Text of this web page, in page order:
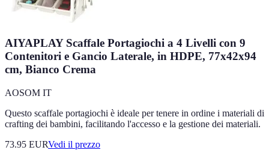
AIYAPLAY Scaffale Portagiochi a 4 Livelli con 9
Contenitori e Gancio Laterale, in HDPE, 77x42x94
cm, Bianco Crema
AOSOM IT
Questo scaffale portagiochi è ideale per tenere in ordine i materiali di
crafting dei bambini, facilitando l'accesso e la gestione dei materiali.
73.95 EURVedi il prezzo